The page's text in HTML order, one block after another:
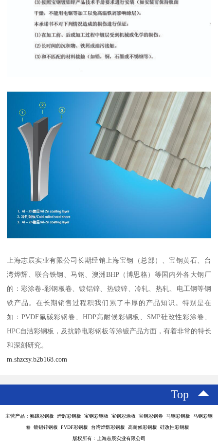
上海志辰实业有限公司长期经销上海宝钢（总部）、宝钢黄石、台
湾烨辉、联合铁钢、马钢、澳洲BHP（博思格）等国内外各大钢厂
的：彩涂卷-彩钢板卷、镀铝锌、热镀锌、冷轧、热轧、电工钢等钢
铁产品。在长期销售过程积我们累了丰厚的产品知识。特别是在
如：PVDF氟碳彩钢卷、HDP高耐候彩钢板、SMP硅改性彩涂卷、
HPC自洁彩钢板，及抗静电彩钢板等涂镀产品方面，有着非常的特长
和深刻研究。
m.shzcsy.b2b168.com
Top
主营产品：氟碳彩钢板 烨辉彩钢板 宝钢彩钢板 宝钢彩涂板 宝钢彩钢卷 马钢彩钢板 马钢彩钢
卷 镀铝锌钢板 PVDF彩钢板 台湾烨辉彩钢板 高耐候彩钢板 硅改性彩钢板
版权所有：上海志辰实业有限公司